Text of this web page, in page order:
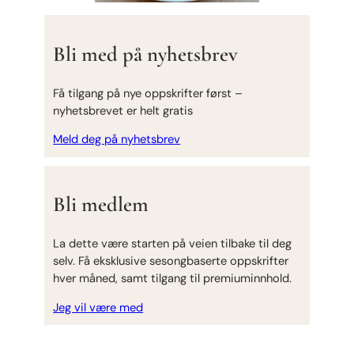
Bli med på nyhetsbrev
Få tilgang på nye oppskrifter først –
nyhetsbrevet er helt gratis
Meld deg på nyhetsbrev
Bli medlem
La dette være starten på veien tilbake til deg
selv. Få eksklusive sesongbaserte oppskrifter
hver måned, samt tilgang til premiuminnhold.
Jeg vil være med